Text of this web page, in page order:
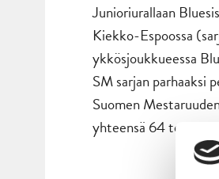
Junioriurallaan
Kiekko-Espoossa
ykkösjoukkueessa
SM sarjan
Suomen
yhteensä 64